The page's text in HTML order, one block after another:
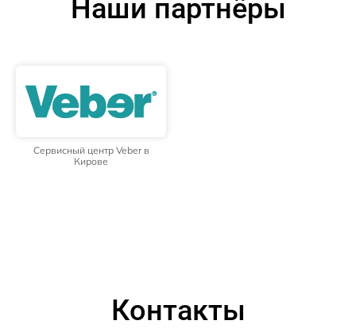
Наши партнёры
Сервисный центр Veber в
Кирове
Контакты